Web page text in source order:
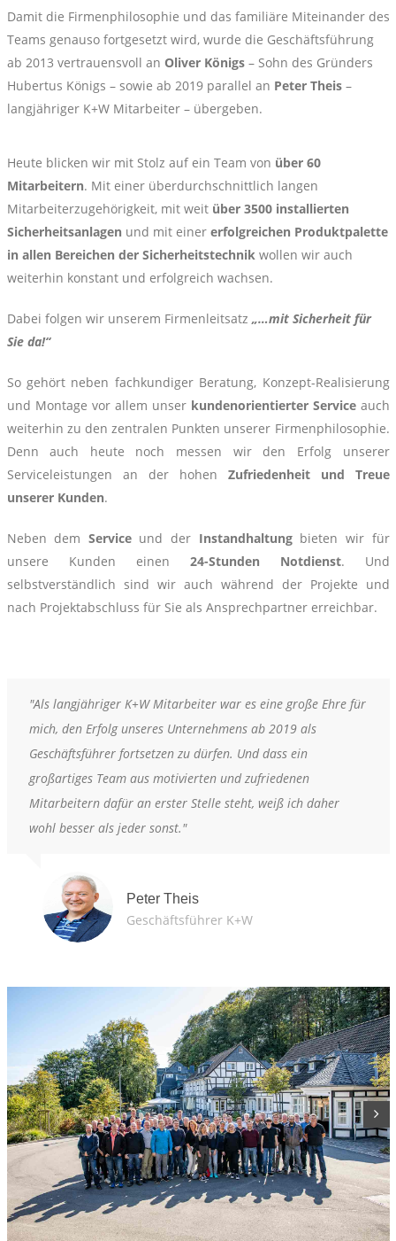
Damit die Firmenphilosophie und das familiäre Miteinander des
Teams genauso fortgesetzt wird, wurde die Geschäftsführung
ab 2013 vertrauensvoll an Oliver Königs– Sohn des Gründers
Hubertus Königs – sowie ab 2019 parallel an Peter Theis–
langjähriger K+W Mitarbeiter – übergeben.
Heute blicken wir mit Stolz auf ein Team von über 60
Mitarbeitern. Mit einer überdurchschnittlich langen
Mitarbeiterzugehörigkeit, mit weit über 3500 installierten
Sicherheitsanlagen und mit einer erfolgreichen Produktpalette
in allen Bereichen der Sicherheitstechnik wollen wir auch
weiterhin konstant und erfolgreich wachsen.
Dabei folgen wir unserem Firmenleitsatz „…mit Sicherheit für
Sie da!“
So gehört neben fachkundiger Beratung, Konzept-Realisierung
und Montage vor allem unser kundenorientierter Serviceauch
weiterhin zu den zentralen Punkten unserer Firmenphilosophie.
Denn auch heute noch messen wir den Erfolg unserer
Serviceleistungen an der hohen Zufriedenheit und Treue
unserer Kunden.
Neben dem Serviceund der Instandhaltungbieten wir für
unsere Kunden einen 24-Stunden Notdienst. Und
selbstverständlich sind wir auch während der Projekte und
nach Projektabschluss für Sie als Ansprechpartner erreichbar.
Peter Theis
Geschäftsführer K+W
"Als langjähriger K+W Mitarbeiter war es eine große Ehre für
mich, den Erfolg unseres Unternehmens ab 2019 als
Geschäftsführer fortsetzen zu dürfen. Und dass ein
großartiges Team aus motivierten und zufriedenen
Mitarbeitern dafür an erster Stelle steht, weiß ich daher
wohl besser als jeder sonst."